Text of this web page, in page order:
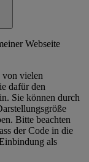
Webseite
von vielen
dafür den
Sie können durch
Bitte beachten
der Code in die
als